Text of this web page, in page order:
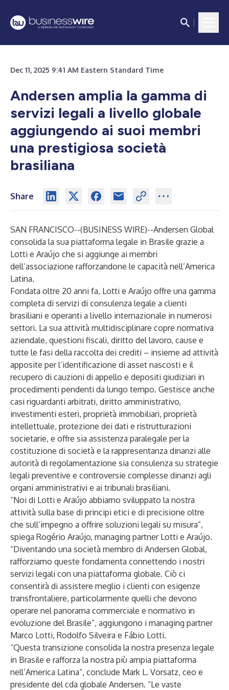
Dec 11, 2025 9:41 AM Eastern Standard Time
Andersen amplia la gamma di
servizi legali a livello globale
aggiungendo ai suoi membri
una prestigiosa società
brasiliana
Share
SAN FRANCISCO--(BUSINESS WIRE)--Andersen Global
consolida la sua piattaforma legale in Brasile grazie a
Lotti e Araújo che si aggiunge ai membri
dell’associazione rafforzandone le capacità nell’America
Latina.
Fondata oltre 20 anni fa, Lotti e Araújo offre una gamma
completa di servizi di consulenza legale a clienti
brasiliani e operanti a livello internazionale in numerosi
settori. La sua attività multidisciplinare copre normativa
aziendale, questioni fiscali, diritto del lavoro, cause e
tutte le fasi della raccolta dei crediti – insieme ad attività
apposite per l’identificazione di asset nascosti e il
recupero di cauzioni di appello e depositi giudiziari in
procedimenti pendenti da lungo tempo. Gestisce anche
casi riguardanti arbitrati, diritto amministrativo,
investimenti esteri, proprietà immobiliari, proprietà
intellettuale, protezione dei dati e ristrutturazioni
societarie, e offre sia assistenza paralegale per la
costituzione di società e la rappresentanza dinanzi alle
autorità di regolamentazione sia consulenza su strategie
legali preventive e controversie complesse dinanzi agli
organi amministrativi e ai tribunali brasiliani.
“Noi di Lotti e Araújo abbiamo sviluppato la nostra
attività sulla base di principi etici e di precisione oltre
che sull’impegno a offrire soluzioni legali su misura”,
spiega Rogério Araújo, managing partner Lotti e Araújo.
“Diventando una società membro di Andersen Global,
rafforziamo queste fondamenta connettendo i nostri
servizi legali con una piattaforma globale. Ciò ci
consentirà di assistere meglio i clienti con esigenze
transfrontaliere, particolarmente quelli che devono
operare nel panorama commerciale e normativo in
evoluzione del Brasile”, aggiungono i managing partner
Marco Lotti, Rodolfo Silveira e Fábio Lotti.
“Questa transizione consolida la nostra presenza legale
in Brasile e rafforza la nostra più ampia piattaforma
nell’America Latina”, conclude Mark L. Vorsatz, ceo e
presidente del cda globale Andersen. “Le vaste